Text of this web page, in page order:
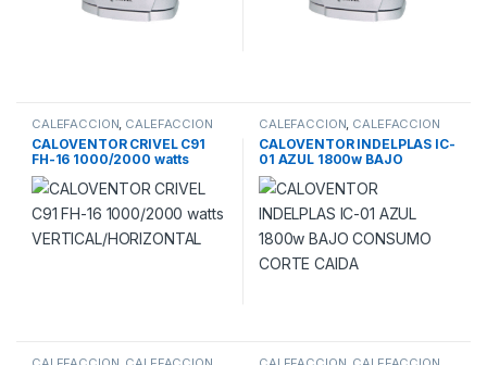
CALEFACCION, CALEFACCION
ELECTRICA
CALOVENTOR CRIVEL C91
FH-16 1000/2000 watts
VERTICAL/HORIZONTAL
CALEFACCION, CALEFACCION
ELECTRICA
CALOVENTOR INDELPLAS IC-
01 AZUL 1800w BAJO
CONSUMO CORTE CAIDA